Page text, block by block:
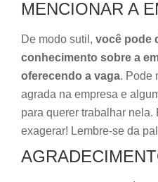
MENCIONAR A
De modo sutil, você pode
conhecimento sobre a
oferecendo a vaga. Pode
agrada na empresa e
para querer trabalhar nela.
exagerar! Lembre-se da